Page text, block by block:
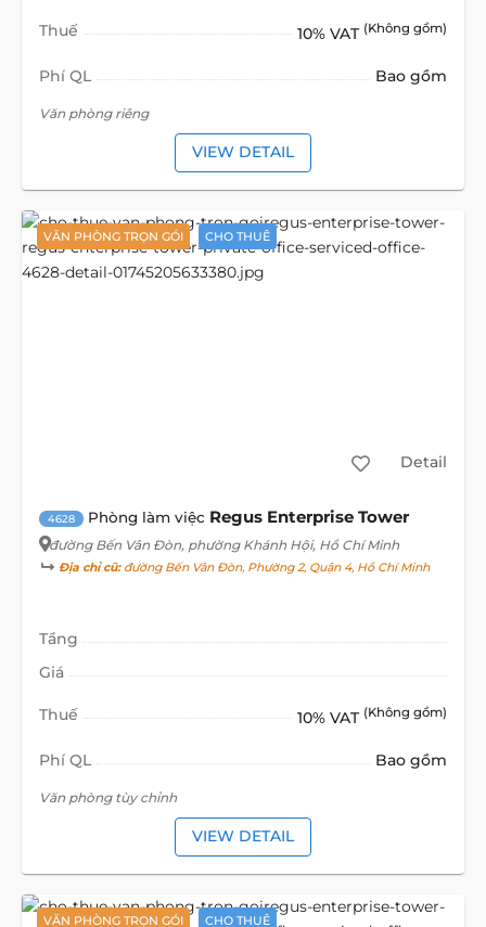
Thuế 10% VAT (Không gồm)
Phí QL Bao gồm
Văn phòng riêng
VIEW DETAIL
VĂN PHÒNG TRỌN GÓI CHO THUÊ
Detail
4628 Phòng làm việc Regus Enterprise Tower
đường Bến Vân Đòn, phường Khánh Hội, Hồ Chí Minh
Địa chỉ cũ:đường Bến Vân Đòn, Phường 2, Quận 4, Hồ Chí Minh
Tầng
Giá
Thuế 10% VAT (Không gồm)
Phí QL Bao gồm
Văn phòng tùy chỉnh
VIEW DETAIL
VĂN PHÒNG TRỌN GÓI CHO THUÊ